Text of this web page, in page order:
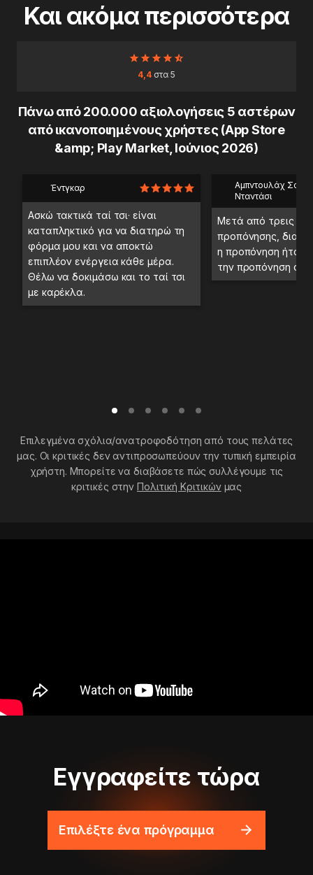
Και ακόμα περισσότερα
4,4στα 5
Πάνω από 200.000 αξιολογήσεις 5 αστέρων
από ικανοποιημένους χρήστες (App Store
&amp; Play Market, Ιούνιος 2026)
Έντγκαρ
Ασκώ τακτικά ταί τσι· είναι
καταπληκτικό για να διατηρώ τη
φόρμα μου και να αποκτώ
επιπλέον ενέργεια κάθε μέρα.
Θέλω να δοκιμάσω και το ταί τσι
με καρέκλα.
Αμπντουλάχ
Νταντάσι
Μετά από τρεις
προπόνησης,
η προπόνηση ήταν
την προπόνηση στο
Επιλεγμένα σχόλια/ανατροφοδότηση από τους πελάτες
μας. Οι κριτικές δεν αντιπροσωπεύουν την τυπική εμπειρία
χρήστη. Μπορείτε να διαβάσετε πώς συλλέγουμε τις
κριτικές στην Πολιτική Κριτικώνμας
Εγγραφείτε τώρα
Επιλέξτε ένα πρόγραμμα